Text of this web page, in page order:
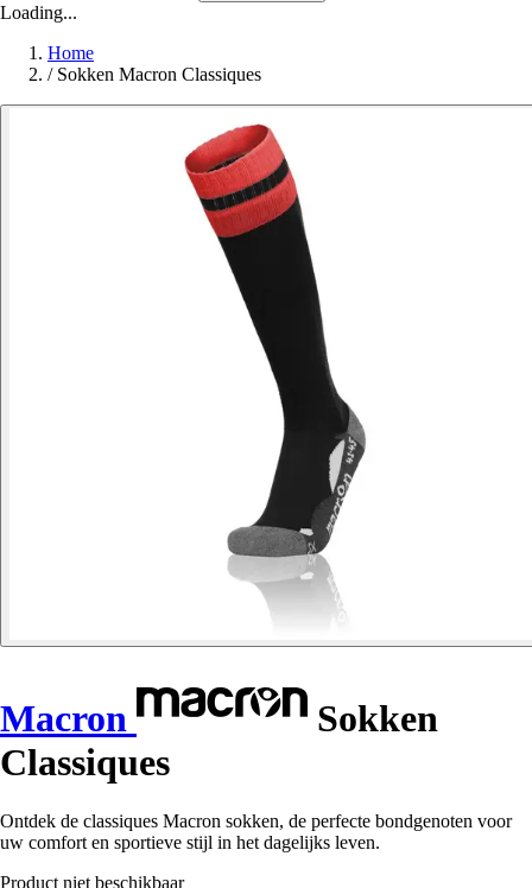
Loading...
Home
/ Sokken Macron Classiques
Macron
Sokken
Classiques
Ontdek de classiques Macron sokken, de perfecte bondgenoten voor
uw comfort en sportieve stijl in het dagelijks leven.
Product niet beschikbaar